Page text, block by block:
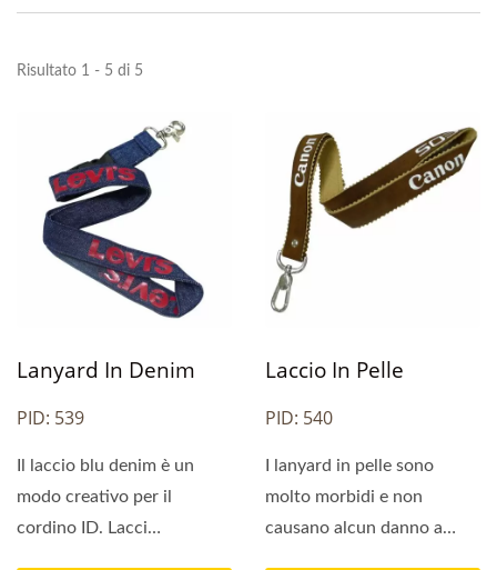
Risultato 1 - 5 di 5
Lanyard In Denim
PID: 539
Il laccio blu denim è un
modo creativo per il
cordino ID. Lacci
Laccio In Pelle
PID: 540
I lanyard in pelle sono
molto morbidi e non
causano alcun danno a